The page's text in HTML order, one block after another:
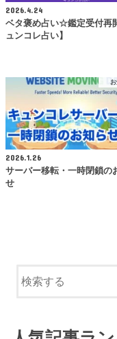
2026.4.24
ベタ褒め占い☆鑑定受付再
ュンコレ占い】
2026.1.26
サーバー移転・一時閉鎖の
せ